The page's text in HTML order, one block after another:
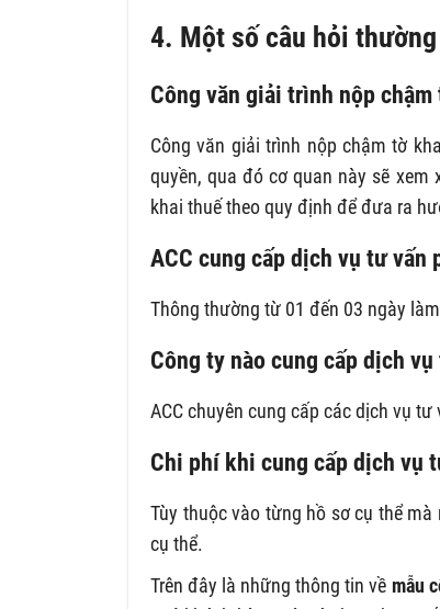
4. Một số câu hỏi
Công văn giải trình nộp
Công văn giải trình nộp chậm tờ
quyền, qua đó cơ quan này sẽ
khai thuế theo quy định để đưa ra
ACC cung cấp dịch vụ tư
Thông thường từ 01 đến 03 ngày
Công ty nào cung cấp dịch
ACC chuyên cung cấp các dịch vụ
Chi phí khi cung cấp dịch vụ
Tùy thuộc vào từng hồ sơ cụ thể
cụ thể.
Trên đây là những thông tin về mẫu